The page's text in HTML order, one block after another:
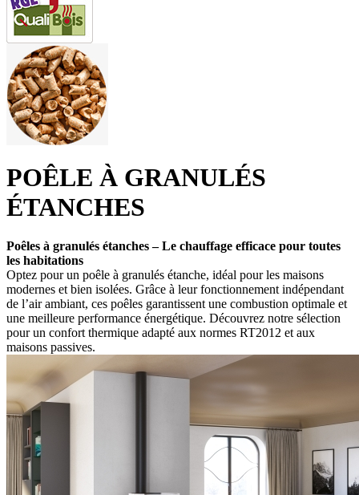
POÊLE À GRANULÉS
ÉTANCHES
Poêles à granulés étanches – Le chauffage efficace pour toutes
les habitations
Optez pour un poêle à granulés étanche, idéal pour les maisons
modernes et bien isolées. Grâce à leur fonctionnement indépendant
de l’air ambiant, ces poêles garantissent une combustion optimale et
une meilleure performance énergétique. Découvrez notre sélection
pour un confort thermique adapté aux normes RT2012 et aux
maisons passives.